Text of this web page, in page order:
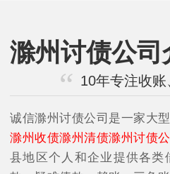
滁州讨债公司
10年专注收
诚信滁州讨债公司是一家大
滁州收债滁州清债滁州讨债
县地区个人和企业提供各类